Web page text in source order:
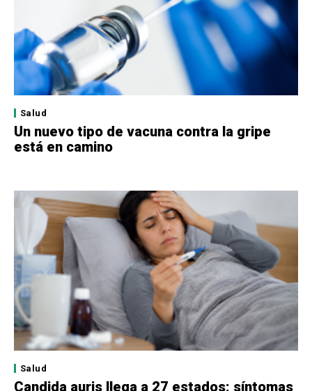
Salud
Un nuevo tipo de vacuna contra la gripe
está en camino
Salud
Candida auris llega a 27 estados: síntomas